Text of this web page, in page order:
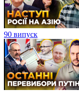
90 випуск